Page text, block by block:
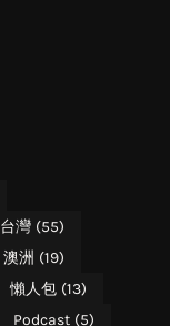
台灣 (55)
澳洲 (19)
懶人包 (13)
Podcast (5)